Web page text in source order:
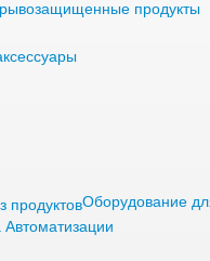
продукты
Оборудование